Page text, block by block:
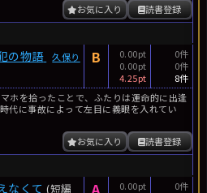
読書登録
お気に入り
の物語
久保り
B
0.00pt
0.00pt
4.25pt
0件
0件
8件
ホを拾ったことで、ふたりは運命的に出逢
代に事故によって左目に義眼を入れてい
読書登録
お気に入り
なくて (短編
A
0.00pt
0件